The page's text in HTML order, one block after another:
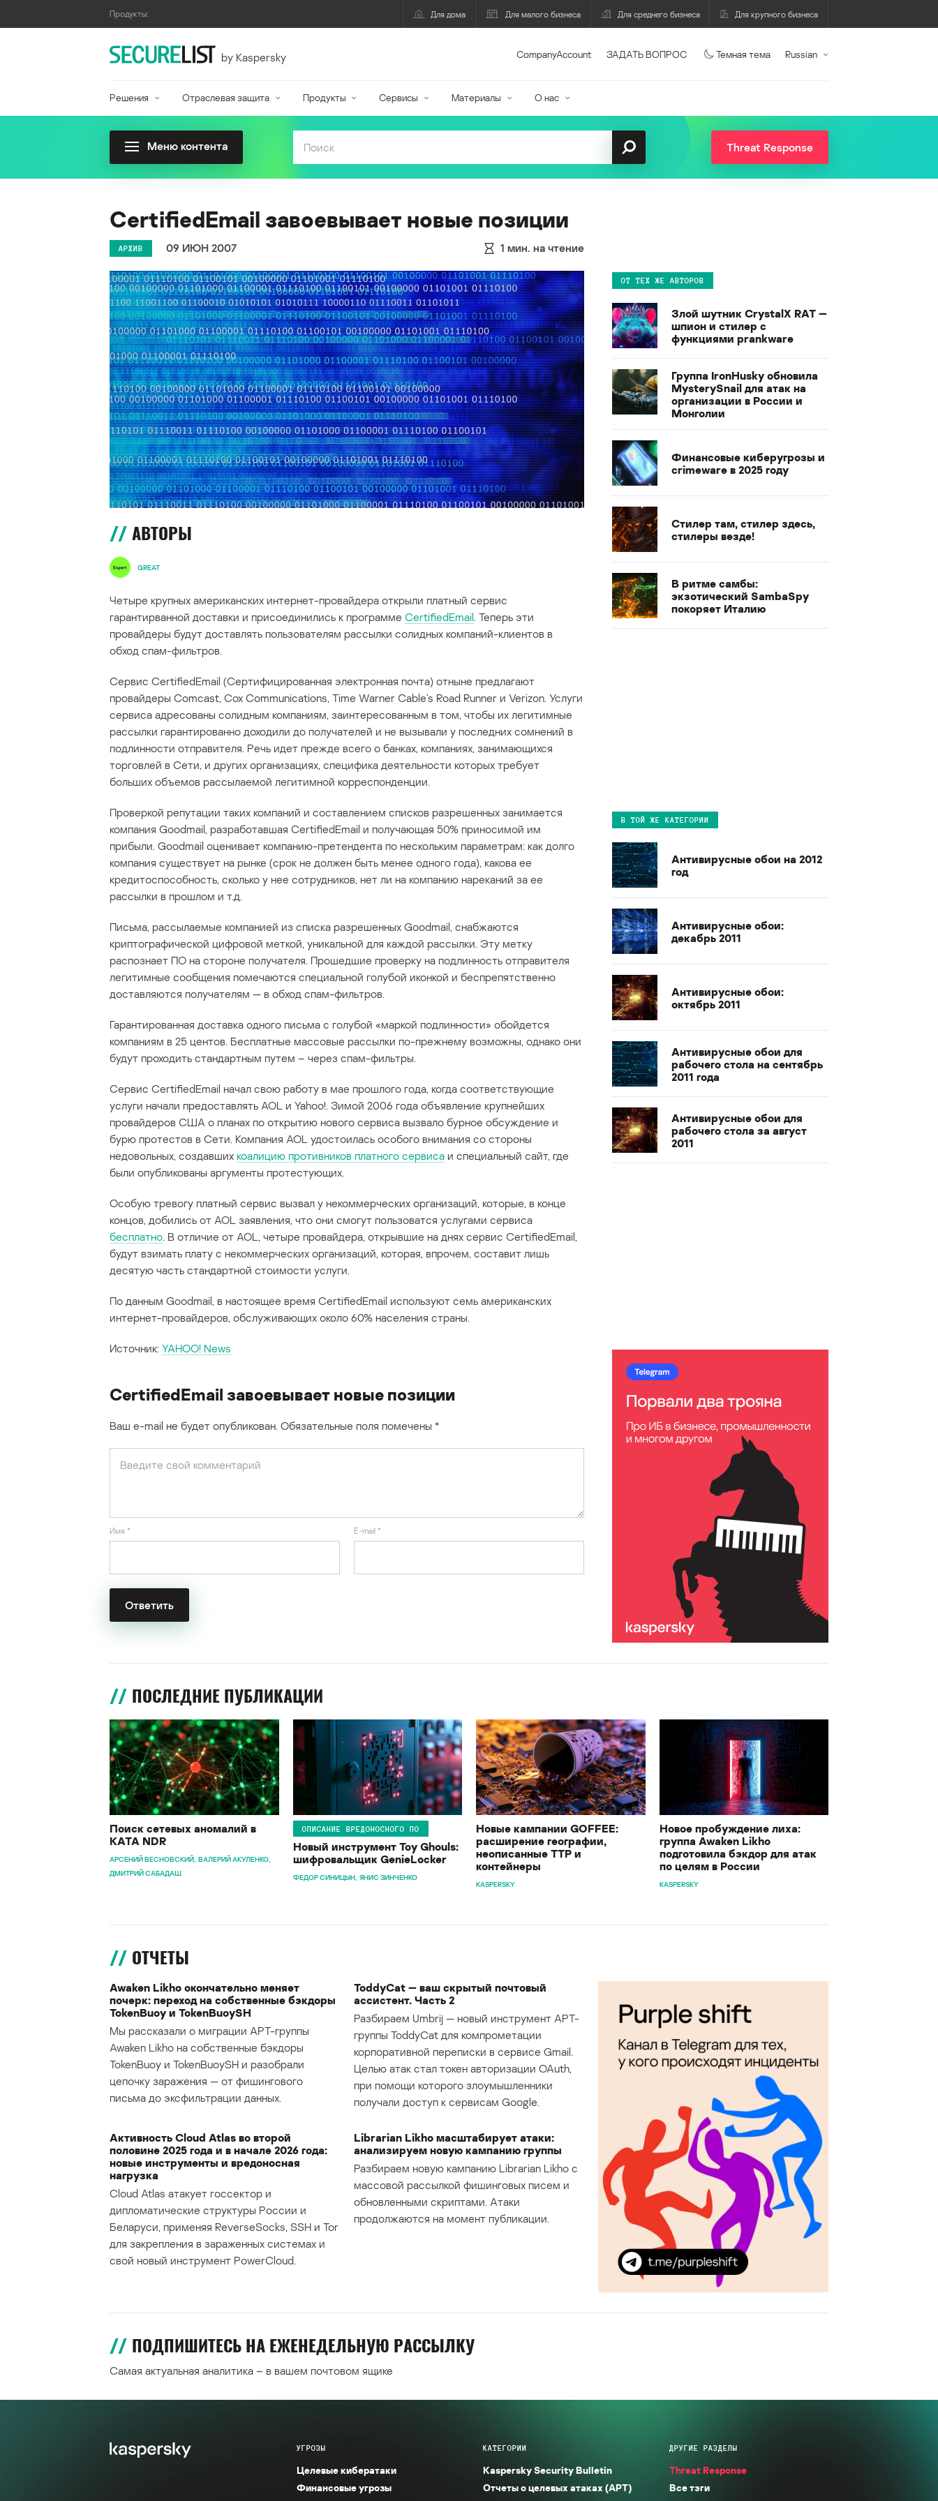
Продукты: Для дома Для малого бизнеса Для среднего бизнеса Для крупного бизнеса
by Kaspersky CompanyAccount ЗАДАТЬ ВОПРОС Темная тема Russian
Решения Отраслевая защита Продукты Сервисы Материалы О нас
Меню контента Threat Response
CertifiedEmail завоевывает новые позиции
АРХИВ 09 ИЮН 2007 1 мин. на чтение
АВТОРЫ
GREAT
Четыре крупных американских интернет-провайдера открыли платный сервис
гарантирванной доставки и присоединились к программе CertifiedEmail. Теперь эти
провайдеры будут доставлять пользователям рассылки солидных компаний-клиентов в
обход спам-фильтров.
Сервис CertifiedEmail (Сертифицированная электронная почта) отныне предлагают
провайдеры Comcast, Cox Communications, Time Warner Cable’s Road Runner и Verizon. Услуги
сервиса адресованы солидным компаниям, заинтересованным в том, чтобы их легитимные
рассылки гарантированно доходили до получателей и не вызывали у последних сомнений в
подлинности отправителя. Речь идет прежде всего о банках, компаниях, занимающихся
торговлей в Сети, и других организациях, специфика деятельности которых требует
больших объемов рассылаемой легитимной корреспонденции.
Проверкой репутации таких компаний и составлением списков разрешенных занимается
компания Goodmail, разработавшая CertifiedEmail и получающая 50% приносимой им
прибыли. Goodmail оценивает компанию-претендента по нескольким параметрам: как долго
компания существует на рынке (срок не должен быть менее одного года), какова ее
кредитоспособность, сколько у нее сотрудников, нет ли на компанию нареканий за ее
рассылки в прошлом и т.д.
Письма, рассылаемые компанией из списка разрешенных Goodmail, снабжаются
криптографической цифровой меткой, уникальной для каждой рассылки. Эту метку
распознает ПО на стороне получателя. Прошедшие проверку на подлинность отправителя
легитимные сообщения помечаются специальной голубой иконкой и беспрепятственно
доставляются получателям — в обход спам-фильтров.
Гарантированная доставка одного письма с голубой «маркой подлинности» обойдется
компаниям в 25 центов. Бесплатные массовые рассылки по-прежнему возможны, однако они
будут проходить стандартным путем – через спам-фильтры.
Сервис CertifiedEmail начал свою работу в мае прошлого года, когда соответствующие
услуги начали предоставлять AOL и Yahoo!. Зимой 2006 года объявление крупнейших
провайдеров США о планах по открытию нового сервиса вызвало бурное обсуждение и
бурю протестов в Сети. Компания AOL удостоилась особого внимания со стороны
недовольных, создавших коалицию противников платного сервиса и специальный сайт, где
были опубликованы аргументы протестующих.
Особую тревогу платный сервис вызвал у некоммерческих организаций, которые, в конце
концов, добились от AOL заявления, что они смогут пользоватся услугами сервиса
бесплатно. В отличие от AOL, четыре провайдера, открывшие на днях сервис CertifiedEmail,
будут взимать плату с некоммерческих организаций, которая, впрочем, составит лишь
десятую часть стандартной стоимости услуги.
По данным Goodmail, в настоящее время CertifiedEmail используют семь американских
интернет-провайдеров, обслуживающих около 60% населения страны.
Источник: YAHOO! News
CertifiedEmail завоевывает новые позиции
Ваш e-mail не будет опубликован. Обязательные поля помечены *
Имя * E-mail *
ОТ ТЕХ ЖЕ АВТОРОВ
Злой шутник CrystalX RAT —
шпион и стилер с
функциями prankware
Группа IronHusky обновила
MysterySnail для атак на
организации в России и
Монголии
Финансовые киберугрозы и
crimeware в 2025 году
Стилер там, стилер здесь,
стилеры везде!
В ритме самбы:
экзотический SambaSpy
покоряет Италию
В ТОЙ ЖЕ КАТЕГОРИИ
Антивирусные обои на 2012
год
Антивирусные обои:
декабрь 2011
Антивирусные обои:
октябрь 2011
Антивирусные обои для
рабочего стола на сентябрь
2011 года
Антивирусные обои для
рабочего стола за август
2011
ПОСЛЕДНИЕ ПУБЛИКАЦИИ
Поиск сетевых аномалий в
KATA NDR
АРСЕНИЙ ВЕСНОВСКИЙ ВАЛЕРИЙ АКУЛЕНКО
ДМИТРИЙ САБАДАШ
ОПИСАНИЕ ВРЕДОНОСНОГО ПО
Новый инструмент Toy Ghouls:
шифровальщик GenieLocker
ФЕДОР СИНИЦЫН ЯНИС ЗИНЧЕНКО
Новые кампании GOFFEE:
расширение географии,
неописанные TTP и
контейнеры
KASPERSKY
Новое пробуждение лиха:
группа Awaken Likho
подготовила бэкдор для атак
по целям в России
KASPERSKY
ОТЧЕТЫ
Awaken Likho окончательно меняет
почерк: переход на собственные бэкдоры
TokenBuoy и TokenBuoySH
Мы рассказали о миграции APT-группы
Awaken Likho на собственные бэкдоры
TokenBuoy и TokenBuoySH и разобрали
цепочку заражения — от фишингового
письма до эксфильтрации данных.
ToddyCat — ваш скрытый почтовый
ассистент. Часть 2
Разбираем Umbrij — новый инструмент APT-
группы ToddyCat для компрометации
корпоративной переписки в сервисе Gmail.
Целью атак стал токен авторизации OAuth,
при помощи которого злоумышленники
получали доступ к сервисам Google.
Активность Cloud Atlas во второй
половине 2025 года и в начале 2026 года:
новые инструменты и вредоносная
нагрузка
Cloud Atlas атакует госсектор и
дипломатические структуры России и
Беларуси, применяя ReverseSocks, SSH и Tor
для закрепления в зараженных системах и
свой новый инструмент PowerCloud.
Librarian Likho масштабирует атаки:
анализируем новую кампанию группы
Разбираем новую кампанию Librarian Likho с
массовой рассылкой фишинговых писем и
обновленными скриптами. Атаки
продолжаются на момент публикации.
ПОДПИШИТЕСЬ НА ЕЖЕНЕДЕЛЬНУЮ РАССЫЛКУ
Самая актуальная аналитика – в вашем почтовом ящике
УГРОЗЫ
Целевые кибератаки
Финансовые угрозы
КАТЕГОРИИ
Kaspersky Security Bulletin
Отчеты о целевых атаках (APT)
ДРУГИЕ РАЗДЕЛЫ
Threat Response
Все тэги